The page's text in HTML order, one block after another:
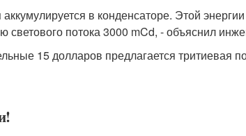
в конденсаторе. Этой
потока 3000 mCd, - объяснил
15 долларов предлагается тритиевая